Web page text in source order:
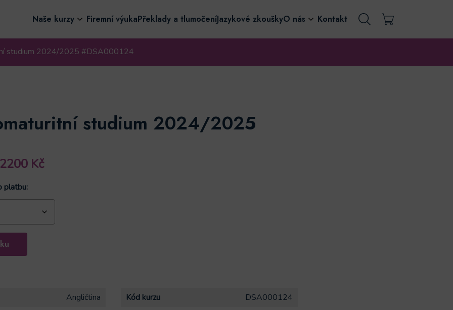
Naše kurzy Firemní výukaPřeklady a tlumočeníJazykové zkouškyO nás Kontakt
studium 2024/2025 #DSA000124
studium 2024/2025
KčRozpětí
až
32200 Kč
platbu:
Angličtina Kód kurzu
DSA000124